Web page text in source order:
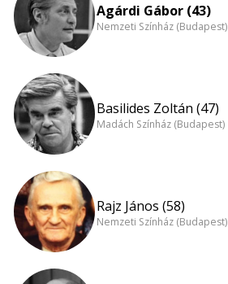
Agárdi Gábor (43)
Nemzeti Színház (Budapest)
Basilides Zoltán (47)
Madách Színház (Budapest)
Rajz János (58)
Nemzeti Színház (Budapest)